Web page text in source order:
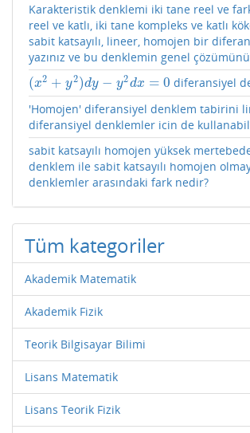
Karakteristik denklemi iki tane reel ve
reel ve katlı, iki tane kompleks ve katlı
sabit katsayılı, lineer, homojen bir
yazınız ve bu denklemin genel
(x2 + y2)dy − y2dx = 0
(x2+ y2 dy−y2dx= 0
diferansiyel
'Homojen' diferansiyel denklem tabirini
diferansiyel denklemler icin de
sabit katsayılı homojen yüksek
denklem ile sabit katsayılı homojen
denklemler arasındaki fark nedir?
Tüm kategoriler
Akademik Matematik
Akademik Fizik
Teorik Bilgisayar Bilimi
Lisans Matematik
Lisans Teorik Fizik